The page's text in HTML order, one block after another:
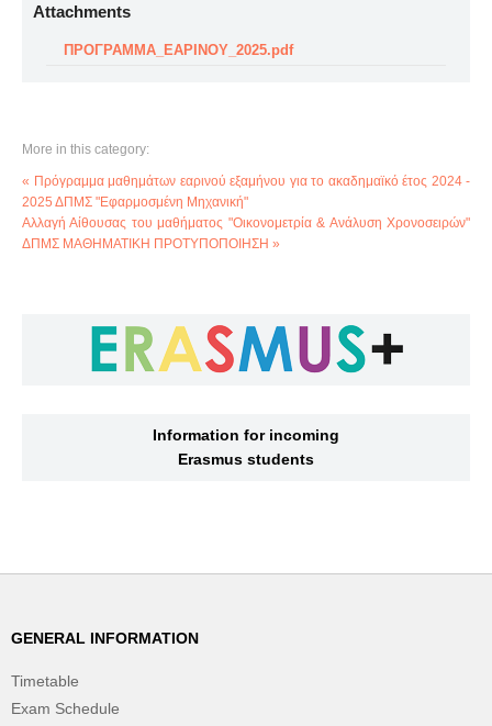
Attachments
ΠΡΟΓΡΑΜΜΑ_ΕΑΡΙΝΟΥ_2025.pdf
More in this category:
« Πρόγραμμα μαθημάτων εαρινού εξαμήνου για το ακαδημαϊκό έτος 2024 -
2025 ΔΠΜΣ "Εφαρμοσμένη Μηχανική"
Αλλαγή Αίθουσας του μαθήματος "Οικονομετρία & Ανάλυση Χρονοσειρών"
ΔΠΜΣ ΜΑΘΗΜΑΤΙΚΗ ΠΡΟΤΥΠΟΠΟΙΗΣΗ »
Information for incoming
Erasmus students
GENERAL INFORMATION
Timetable
Exam Schedule